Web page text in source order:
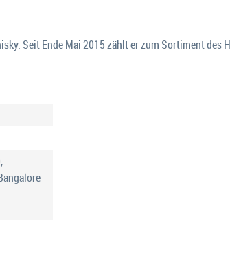
Seit Ende Mai 2015 zählt er zum Sortiment des
